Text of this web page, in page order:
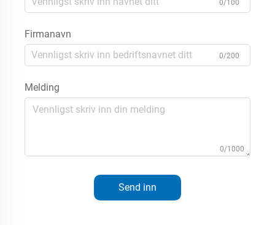
0/100
Firmanavn
0/200
Melding
0/1000
Send inn